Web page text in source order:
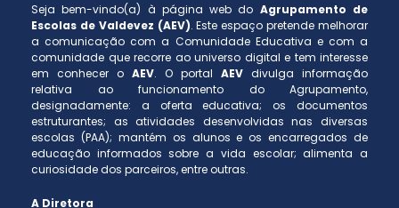
Seja bem-vindo(a) à página web do Agrupamento de
Escolas de Valdevez (AEV). Este espaço pretende melhorar
a comunicação com a Comunidade Educativa e com a
comunidade que recorre ao universo digital e tem interesse
em conhecer o AEV. O portal AEV divulga informação
relativa ao funcionamento do Agrupamento,
designadamente: a oferta educativa; os documentos
estruturantes; as atividades desenvolvidas nas diversas
escolas (PAA); mantém os alunos e os encarregados de
educação informados sobre a vida escolar; alimenta a
curiosidade dos parceiros, entre outras.
A Diretora